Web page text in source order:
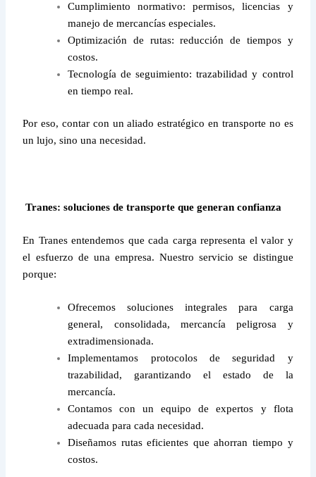
Cumplimiento normativo: permisos, licencias y
manejo de mercancías especiales.
Optimización de rutas: reducción de tiempos y
costos.
Tecnología de seguimiento: trazabilidad y control
en tiempo real.
Por eso, contar con un aliado estratégico en transporte no es
un lujo, sino una necesidad.
Tranes: soluciones de transporte que generan confianza
En Tranes entendemos que cada carga representa el valor y
el esfuerzo de una empresa. Nuestro servicio se distingue
porque:
Ofrecemos soluciones integrales para carga
general, consolidada, mercancía peligrosa y
extradimensionada.
Implementamos protocolos de seguridad y
trazabilidad, garantizando el estado de la
mercancía.
Contamos con un equipo de expertos y flota
adecuada para cada necesidad.
Diseñamos rutas eficientes que ahorran tiempo y
costos.